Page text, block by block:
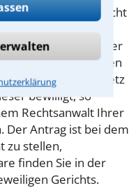
noch nicht vor Gericht
ist, haben
(Maßstab ist hier
die Möglichkeit, einen
Beratungshilfegesetz
bewilligt, so
Rechtsanwalt Ihrer
Der Antrag ist bei dem
zu stellen,
finden Sie in der
Gerichts.